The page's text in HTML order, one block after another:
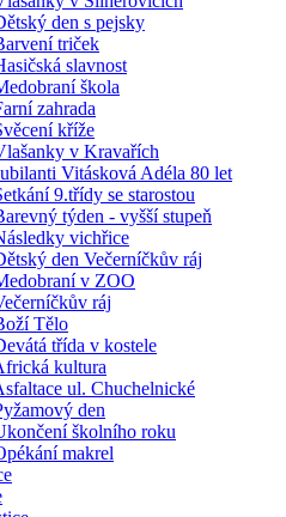
den s pejsky
triček
slavnost
škola
zahrada
kříže
v Kravařích
Vitásková Adéla 80 let
9.třídy se starostou
týden - vyšší stupeň
vichřice
den Večerníčkův ráj
v ZOO
ráj
Tělo
třída v kostele
kultura
ul. Chuchelnické
den
školního roku
makrel